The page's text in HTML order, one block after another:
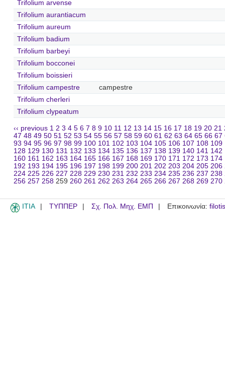
Trifolium arvense
Trifolium aurantiacum
Trifolium aureum
Trifolium badium
Trifolium barbeyi
Trifolium bocconei
Trifolium boissieri
Trifolium campestre
campestre
Trifolium cherleri
Trifolium clypeatum
‹‹ previous 1 2 3 4 5 6 7 8 9 10 11 12 13 14 15 16 17 18 19 20 21
47 48 49 50 51 52 53 54 55 56 57 58 59 60 61 62 63 64 65 66 67
93 94 95 96 97 98 99 100 101 102 103 104 105 106 107 108 109
128 129 130 131 132 133 134 135 136 137 138 139 140 141 142
160 161 162 163 164 165 166 167 168 169 170 171 172 173 174
192 193 194 195 196 197 198 199 200 201 202 203 204 205 206
224 225 226 227 228 229 230 231 232 233 234 235 236 237 238
256 257 258 259 260 261 262 263 264 265 266 267 268 269 270
ITIA ΤΥΠΠΕΡ Σχ. Πολ. Μηχ. ΕΜΠ Επικοινωνία: